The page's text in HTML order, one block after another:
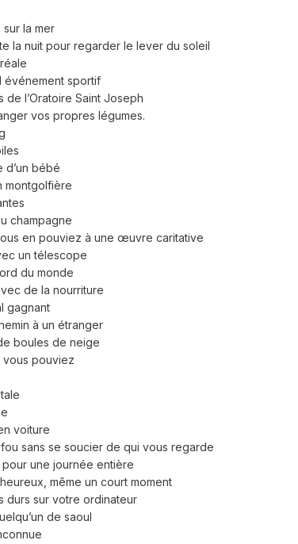
sur la mer
la nuit pour regarder le lever du soleil
événement sportif
de l’Oratoire Saint Joseph
vos propres légumes.
d’un bébé
montgolfière
champagne
en pouviez à une œuvre caritative
un télescope
du monde
de la nourriture
gagnant
à un étranger
boules de neige
vous pouviez
voiture
sans se soucier de qui vous regarde
une journée entière
même un court moment
durs sur votre ordinateur
de saoul